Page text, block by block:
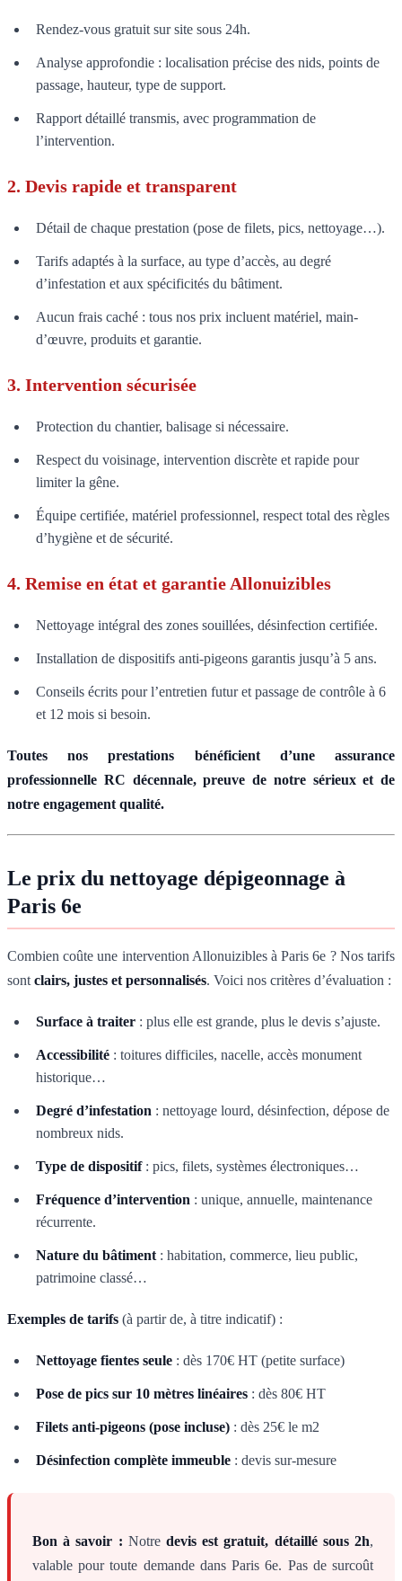
Rendez-vous gratuit sur site sous 24h.
Analyse approfondie : localisation précise des nids, points de
passage, hauteur, type de support.
Rapport détaillé transmis, avec programmation de
l’intervention.
2. Devis rapide et transparent
Détail de chaque prestation (pose de filets, pics, nettoyage…).
Tarifs adaptés à la surface, au type d’accès, au degré
d’infestation et aux spécificités du bâtiment.
Aucun frais caché : tous nos prix incluent matériel, main-
d’œuvre, produits et garantie.
3. Intervention sécurisée
Protection du chantier, balisage si nécessaire.
Respect du voisinage, intervention discrète et rapide pour
limiter la gêne.
Équipe certifiée, matériel professionnel, respect total des règles
d’hygiène et de sécurité.
4. Remise en état et garantie Allonuizibles
Nettoyage intégral des zones souillées, désinfection certifiée.
Installation de dispositifs anti-pigeons garantis jusqu’à 5 ans.
Conseils écrits pour l’entretien futur et passage de contrôle à 6
et 12 mois si besoin.
Toutes nos prestations bénéficient d’une assurance
professionnelle RC décennale, preuve de notre sérieux et de
notre engagement qualité.
Le prix du nettoyage dépigeonnage à
Paris 6e
Combien coûte une intervention Allonuizibles à Paris 6e ? Nos tarifs
sont clairs, justes et personnalisés. Voici nos critères d’évaluation :
Surface à traiter : plus elle est grande, plus le devis s’ajuste.
Accessibilité : toitures difficiles, nacelle, accès monument
historique…
Degré d’infestation : nettoyage lourd, désinfection, dépose de
nombreux nids.
Type de dispositif: pics, filets, systèmes électroniques…
Fréquence d’intervention : unique, annuelle, maintenance
récurrente.
Nature du bâtiment : habitation, commerce, lieu public,
patrimoine classé…
Exemples de tarifs (à partir de, à titre indicatif) :
Nettoyage fientes seule : dès 170€ HT (petite surface)
Pose de pics sur 10 mètres linéaires : dès 80€ HT
Filets anti-pigeons (pose incluse) : dès 25€ le m2
Désinfection complète immeuble : devis sur-mesure
Bon à savoir : Notredevis est gratuit, détaillé sous 2h,
valable pour toute demande dans Paris 6e. Pas de surcoût